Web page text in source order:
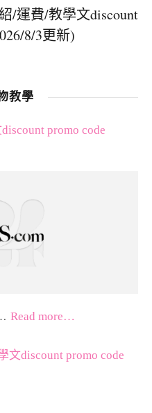
/運費/教學文discount
8/3更新)
教學
promo code
Read more…
文discount promo code